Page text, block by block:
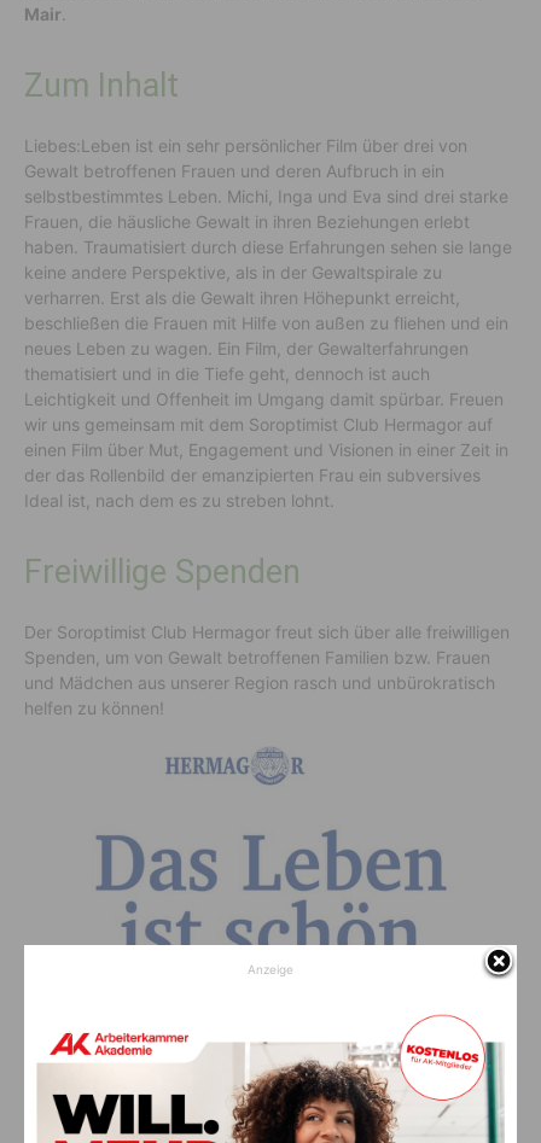
Mair
Zum Inhalt
Liebes:Leben ist ein sehr persönlicher Film über drei von
Gewalt betroffenen Frauen und deren Aufbruch in ein
selbstbestimmtes Leben. Michi, Inga und Eva sind drei starke
Frauen, die häusliche Gewalt in ihren Beziehungen erlebt
haben. Traumatisiert durch diese Erfahrungen sehen sie lange
keine andere Perspektive, als in der Gewaltspirale zu
verharren. Erst als die Gewalt ihren Höhepunkt erreicht,
beschließen die Frauen mit Hilfe von außen zu fliehen und ein
neues Leben zu wagen. Ein Film, der Gewalterfahrungen
thematisiert und in die Tiefe geht, dennoch ist auch
Leichtigkeit und Offenheit im Umgang damit spürbar. Freuen
wir uns gemeinsam mit dem Soroptimist Club Hermagor auf
einen Film über Mut, Engagement und Visionen in einer Zeit in
der das Rollenbild der emanzipierten Frau ein subversives
Ideal ist, nach dem es zu streben lohnt.
Freiwillige Spenden
Der Soroptimist Club Hermagor freut sich über alle freiwilligen
Spenden, um von Gewalt betroffenen Familien bzw. Frauen
und Mädchen aus unserer Region rasch und unbürokratisch
helfen zu können!
Anzeige